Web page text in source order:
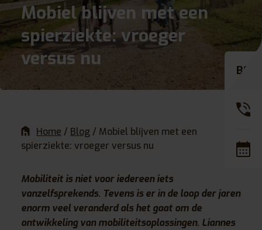
Mobiel blijven met een
spierziekte: vroeger
versus nu
Home / Blog / Mobiel blijven met een
spierziekte: vroeger versus nu
Mobiliteit is niet voor iedereen iets
vanzelfsprekends. Tevens is er in de loop der jaren
enorm veel veranderd als het gaat om de
ontwikkeling van mobiliteitsoplossingen. Liannes
BE